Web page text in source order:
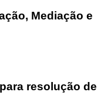
Mediação e
resolução de